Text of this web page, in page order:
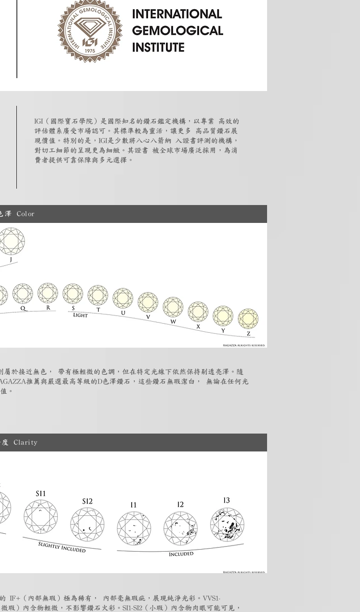
IGI（國際寶石學院）是國際知名的鑽石鑑定機構，以專業 高效的
評估體系廣受市場認可。其標準較為靈活，讓更多 高品質鑽石展
現價值。特別的是，IGI是少數將八心八箭納 入證書評測的機構，
對切工細節的呈現更為細緻。其證書 被全球市場廣泛採用，為消
費者提供可靠保障與多元選擇。
色澤 Color
屬於接近無色， 帶有極輕微的色調，但在特定光線下依然保持剔透亮澤。隨
推薦與嚴選最高等級的D色澤鑽石，這些鑽石無瑕潔白， 無論在任何光
。
淨度 Clarity
IF+（內部無瑕）極為稀有， 內部毫無瑕疵，展現純淨光彩。VVS1-
瑕）內含物輕微，不影響鑽石火彩。SI1-SI2（小瑕）內含物肉眼可能可見，